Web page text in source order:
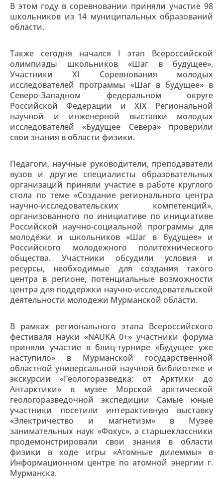
В этом году в соревновании приняли участие 98
школьников из 14 муниципальных образований
области.
Также сегодня начался I этап Всероссийской
олимпиады школьников «Шаг в будущее».
Участники XI Соревнования молодых
исследователей программы «Шаг в будущее» в
Северо-Западном федеральном округе
Российской Федерации и XIX Региональной
научной и инженерной выставки молодых
исследователей «Будущее Севера» проверили
свои знания в области физики.
Педагоги, научные руководители, преподаватели
вузов и другие специалисты образовательных
организаций приняли участие в работе круглого
стола по теме «Создание регионального центра
научно-исследовательских компетенций»,
организованного по инициативе по инициативе
Российской научно-социальной программы для
молодёжи и школьников «Шаг в будущее» и
Российского молодежного политехнического
общества. Участники обсудили условия и
ресурсы, необходимые для создания такого
центра в регионе, потенциальные возможности
центра для поддержки научно-исследовательской
деятельности молодежи Мурманской области.
В рамках регионального этапа Всероссийского
фестиваля науки «NAUKA 0+» участники форума
приняли участие в блиц-турнире «Будущее уже
наступило» в Мурманской государственной
областной универсальной научной библиотеке и
экскурсии «Геологоразведка: от Арктики до
Антарктики» в музее Морской арктической
геологоразведочной экспедиции Самые юные
участники посетили интерактивную выставку
«Электричество и магнетизм» в Музее
занимательных наук «Фокус», а старшеклассники
продемонстрировали свои знания в области
физики в ходе игры «Атомные дилеммы» в
Информационном центре по атомной энергии г.
Мурманска.